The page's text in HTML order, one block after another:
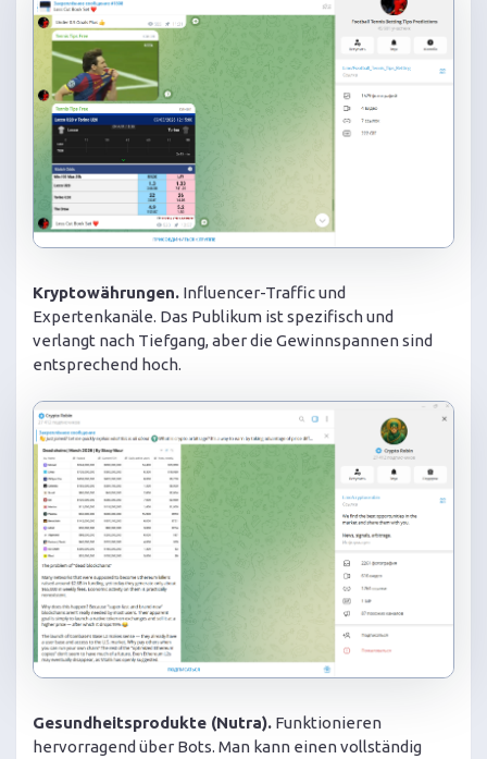
Kryptowährungen. Influencer-Traffic und
Expertenkanäle. Das Publikum ist spezifisch und
verlangt nach Tiefgang, aber die Gewinnspannen sind
entsprechend hoch.
Gesundheitsprodukte (Nutra). Funktionieren
hervorragend über Bots. Man kann einen vollständig